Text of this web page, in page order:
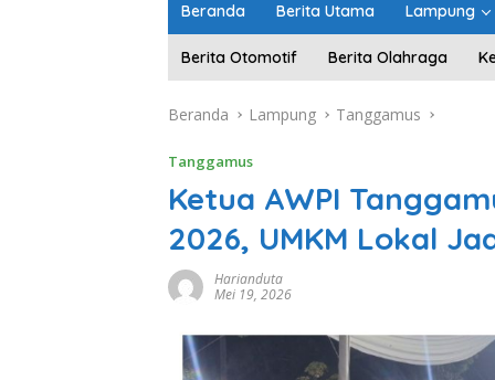
Beranda Berita Utama Lampung
Berita Otomotif Berita Olahraga
Beranda Lampung Tanggamus
Tanggamus
Ketua AWPI
2026, UMKM Lokal
Harianduta
Mei 19, 2026